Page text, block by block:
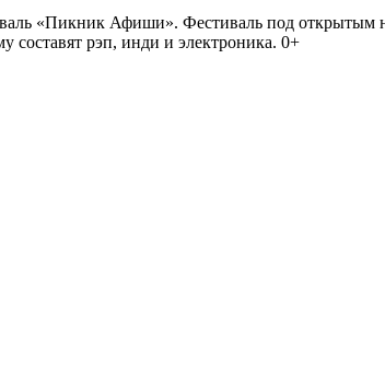
«Пикник Афиши». Фестиваль под открытым
рэп, инди и электроника. 0+